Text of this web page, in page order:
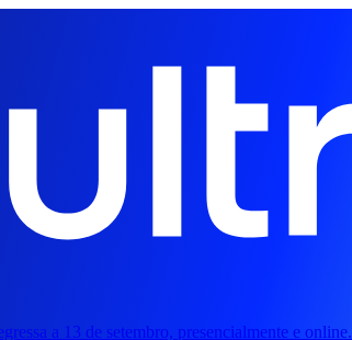
a 13 de setembro, presencialmente e online.